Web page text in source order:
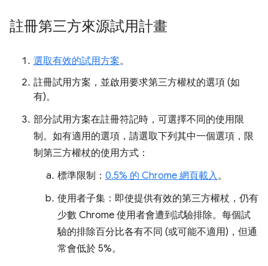
註冊第三方來源試用計畫
選取有效的試用方案。
註冊試用方案，並啟用要求第三方權杖的選項 (如
有)。
部分試用方案在註冊符記時，可選擇不同的使用限
制。如有適用的選項，請選取下列其中一個選項，限
制第三方權杖的使用方式：
標準限制： 0.5% 的 Chrome 網頁載入。
使用者子集：即使提供有效的第三方權杖，仍有
少數 Chrome 使用者會遭到試驗排除。每個試
驗的排除百分比各有不同 (或可能不適用)，但通
常會低於 5%。